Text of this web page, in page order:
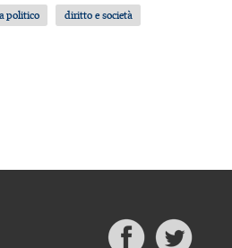
politico
diritto e società